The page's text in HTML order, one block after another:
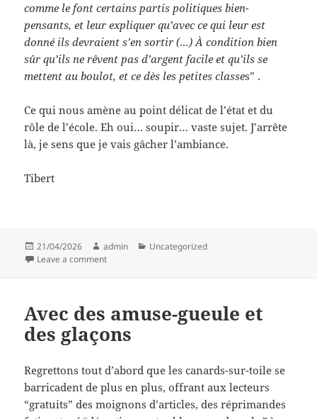
comme le font certains partis politiques bien-
pensants, et leur expliquer qu’avec ce qui leur est
donné ils devraient s’en sortir (…) À condition bien
sûr qu’ils ne rêvent pas d’argent facile et qu’ils se
mettent au boulot, et ce dès les petites classes” .
Ce qui nous amène au point délicat de l’état et du
rôle de l’école. Eh oui… soupir… vaste sujet. J’arrête
là, je sens que je vais gâcher l’ambiance.
Tibert
Posted
on
21/04/2026 Author
admin Categories
Uncategorized
Leave a commenton Histoires marseillaises
Avec des amuse-gueule et
des glaçons
Regrettons tout d’abord que les canards-sur-toile se
barricadent de plus en plus, offrant aux lecteurs
“gratuits” des moignons d’articles, des réprimandes